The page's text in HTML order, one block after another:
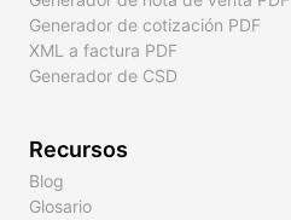
Generador de cotización PDF
XML a factura PDF
Generador de CSD
Recursos
Blog
Glosario